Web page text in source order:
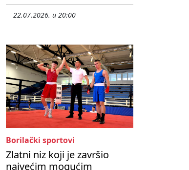
22.07.2026. u 20:00
Borilački sportovi
Zlatni niz koji je završio
najvećim mogućim